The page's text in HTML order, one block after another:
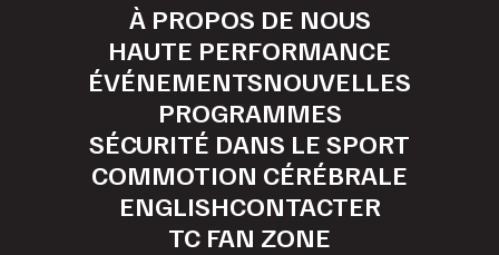
À PROPOS DE NOUS
HAUTE PERFORMANCE
ÉVÉNEMENTSNOUVELLES
PROGRAMMES
SÉCURITÉ DANS LE SPORT
COMMOTION CÉRÉBRALE
ENGLISHCONTACTER
TC FAN ZONE